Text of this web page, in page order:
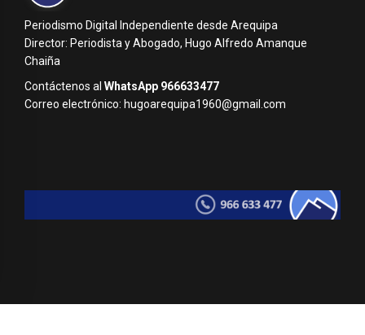
Periodismo Digital Independiente desde Arequipa
Director: Periodista y Abogado, Hugo Alfredo Amanque
Chaiña
Contáctenos al WhatsApp 966633477
Correo electrónico: hugoarequipa1960@gmail.com